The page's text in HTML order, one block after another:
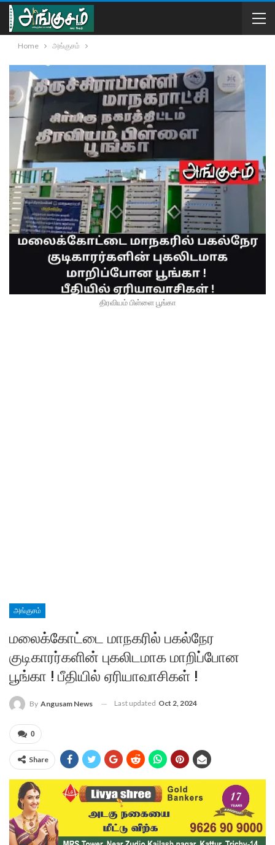
Home அங்குசம்
திரவியம் பிள்ளை பூங்கா
அங்குசம்
மலைக்கோட்டை மாநகரில் பகல்நேர
குடிகாரர்களின் புகலிடமாக மாறிப்போன
பூங்கா ! பீதியில் ஏரியாவாசிகள் !
By Angusam News Last updated Oct 2, 2024
0
Share